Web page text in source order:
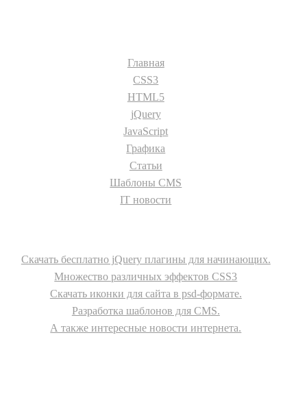
Главная
CSS3
HTML5
jQuery
JavaScript
Графика
Статьи
Шаблоны CMS
IT новости
Скачать бесплатно jQuery плагины для начинающих.
Множество различных эффектов CSS3
Скачать иконки для сайта в psd-формате.
Разработка шаблонов для CMS.
А также интересные новости интернета.